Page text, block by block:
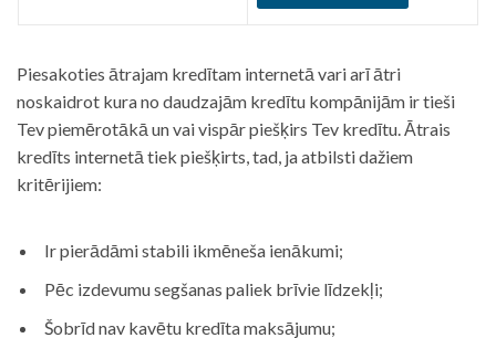
Piesakoties ātrajam kredītam internetā vari arī ātri
noskaidrot kura no daudzajām kredītu kompānijām ir tieši
Tev piemērotākā un vai vispār piešķirs Tev kredītu. Ātrais
kredīts internetā tiek piešķirts, tad, ja atbilsti dažiem
kritērijiem:
Ir pierādāmi stabili ikmēneša ienākumi;
Pēc izdevumu segšanas paliek brīvie līdzekļi;
Šobrīd nav kavētu kredīta maksājumu;